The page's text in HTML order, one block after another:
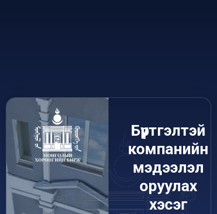
Бүртгэлтэй
компанийн
мэдээлэл
оруулах
хэсэг